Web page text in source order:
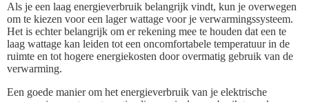
Als je een laag energieverbruik belangrijk vindt, kun je overwegen
om te kiezen voor een lager wattage voor je verwarmingssysteem.
Het is echter belangrijk om er rekening mee te houden dat een te
laag wattage kan leiden tot een oncomfortabele temperatuur in de
ruimte en tot hogere energiekosten door overmatig gebruik van de
verwarming.
Een goede manier om het energieverbruik van je elektrische